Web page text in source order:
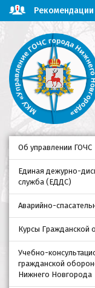
Об управлении ГОЧС
Единая дежурно-
служба (ЕДДС)
Аварийно-
Курсы Гражданской
Учебно-
гражданской
Нижнего Новгорода